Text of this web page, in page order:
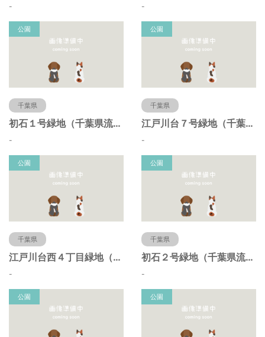
- -
公園
千葉県
初石１号緑地（千葉県流山市）
-
公園
千葉県
江戸川台７号緑地（千葉県流山市）
-
公園
千葉県
江戸川台西４丁目緑地（千葉県流山市）
-
公園
千葉県
初石２号緑地（千葉県流山市）
-
公園 公園